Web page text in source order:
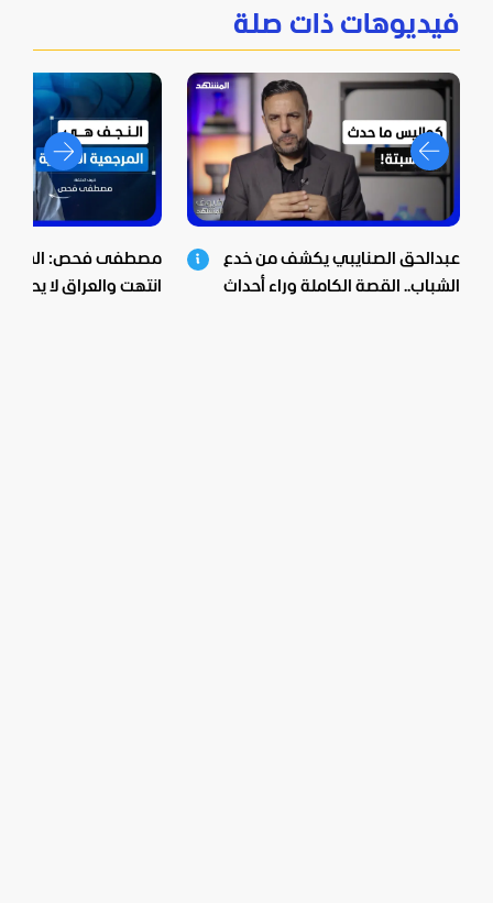
فيديوهات ذات صلة
عبدالحق الصنايبي يكشف من خدع
الشباب.. القصة الكاملة وراء أحداث
مصطفى فحص: الشيعية
انتهت والعراق لا يحكم